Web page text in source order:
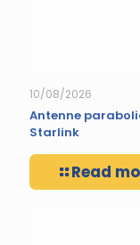
10/08/2026
Antenne
Starlink
Read